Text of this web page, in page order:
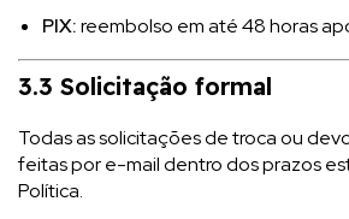
PIX:reembolso em até 48 horas
3.3 Solicitação formal
Todas as solicitações de troca ou
feitas por e-mail dentro dos prazos
Política.